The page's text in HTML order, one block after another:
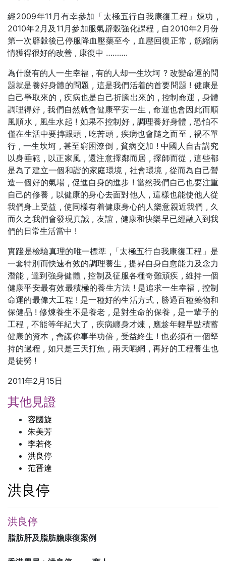
經2009年11月有幸參加「太極五行自我康復工程」煉功 ,
2010年2月及11月參加服氣辟穀強化課程 , 自2010年2月份
第一次辟穀後已停服降血壓藥至今 , 血壓回復正常 , 筋縮病
情獲得很好的改善 , 康復中 ……….
為什麼有的人一生幸福 , 有的人却一生坎坷 ? 改變命運的問
題就是養好身體的問題 , 這是我們活着的首要問題 ! 健康是
自己爭取來的 , 疾病也是自己折騰出來的 , 控制命運 , 身體
調理得好 , 我們自然就會健康平安一生 , 命運也會因此而順
風順水 , 風生水起 ! 如果不控制好 , 調理養好身體 , 恐怕不
僅在生活中要摔跟頭 , 吃苦頭 , 疾病也會隨之而至 , 禍不單
行 , 一生坎坷 , 甚至窮困潦倒 , 貧病交加 ! 中國人自古講究
以身垂範 , 以正家風 , 還注意擇鄰而居 , 擇師而從 , 這些都
是為了建立一個和諧的家庭環境 , 社會環境 , 從而為自己營
造一個好的氣場 , 促進自身的進步 ! 當然我們自己也要注重
自己的修養 , 以健康的身心去面對他人 , 這樣也能使他人從
我們身上受益 , 使同樣有着健康身心的人樂意親近我們 , 久
而久之我們會發現真誠 , 友誼 , 健康和快樂早已經融入到我
們的日常生活當中 !
實踐是檢驗真理的唯一標準 ,「太極五行自我康復工程」是
一套特別而快速有效的調理養生 , 提昇自身自愈能力及念力
潛能 , 達到強身健體 , 控制及征服各種奇難頑疾 , 維持一個
健康平安最有效最積極的養生方法 ! 是追求一生幸福 , 控制
命運的最偉大工程 ! 是一種好的生活方式 , 勝過百種藥物和
保健品 ! 修煉養生不是養老 , 是對生命的保養 , 是一輩子的
工程 , 不能等年紀大了 , 疾病纏身才煉 , 應趁年輕早點積蓄
健康的資本 , 會讓你事半功倍 , 受益終生 ! 也必須有一個堅
持的過程 , 如只是三天打魚 , 兩天晒網 , 再好的工程養生也
是徒勞 !
2011年2月15日
其他見證
容國旋
朱美芳
李若佟
洪良停
范晋達
洪良停
洪良停
脂肪肝及脂肪膽康復案例